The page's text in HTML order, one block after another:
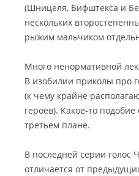
(Шницеля, Бифштекса и
нескольких
рыжим мальчиком
Много ненормативной
В изобилии приколы про
(к чему крайне
героев). Какое-то
третьем плане.
В последней серии голос
отличается от